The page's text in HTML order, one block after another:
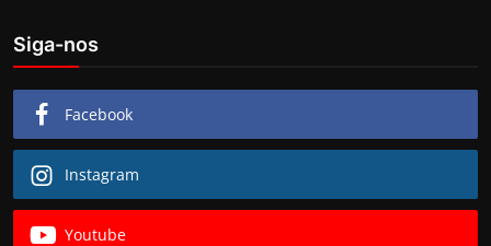
Siga-nos
Facebook
Instagram
Youtube